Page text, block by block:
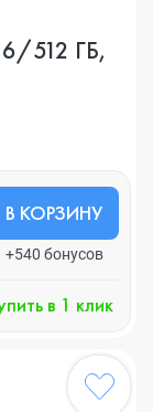
512 ГБ,
В КОРЗИНУ
+540 бонусов
в 1 клик